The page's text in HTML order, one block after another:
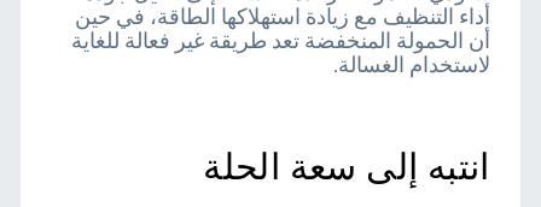
أداء التنظيف مع زيادة استهلاكها الطاقة، في حين
أن الحمولة المنخفضة تعد طريقة غير فعالة للغاية
لاستخدام الغسالة.
انتبه إلى سعة الحلة